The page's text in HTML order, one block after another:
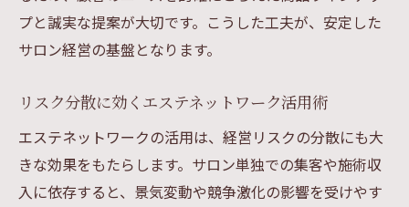
プと誠実な提案が大切です。こうした工夫が、安定した
サロン経営の基盤となります。
リスク分散に効くエステネットワーク活用術
エステネットワークの活用は、経営リスクの分散にも大
きな効果をもたらします。サロン単独での集客や施術収
入に依存すると、景気変動や競争激化の影響を受けやす